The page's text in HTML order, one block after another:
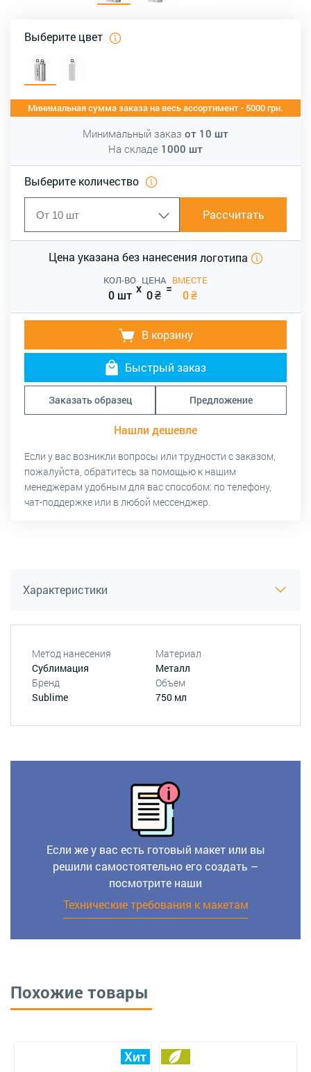
Выберите цвет
Минимальная сумма заказа на весь ассортимент - 5000 грн.
Минимальный заказ от 10 шт
На складе 1000 шт
Выберите количество
Рассчитать
Цена указана без нанесения логотипа
КОЛ-ВО
0 шт x
ЦЕНА
0₴ =
ВМЕСТЕ
0₴
В корзину
Быстрый заказ
Заказать образец Предложение
Нашли дешевле
Если у вас возникли вопросы или трудности с заказом,
пожалуйста, обратитесь за помощью к нашим
менеджерам удобным для вас способом: по телефону,
чат-поддержке или в любой мессенджер.
Характеристики
Метод нанесения
Сублимация
Материал
Металл
Бренд
Sublime
Объем
750 мл
Если же у вас есть готовый макет или вы
решили самостоятельно его создать –
посмотрите наши
Технические требования к макетам
Похожие товары